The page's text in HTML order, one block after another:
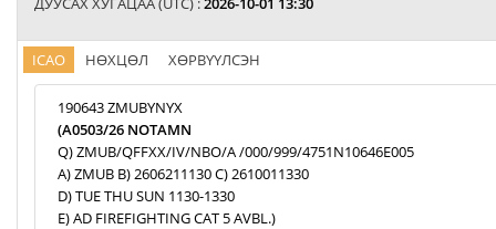
ICAO НӨХЦӨЛ ХӨРВҮҮЛСЭН
190643 ZMUBYNYX
(A0503/26 NOTAMN
Q) ZMUB/QFFXX/IV/NBO/A /000/999/4751N10646E005
A) ZMUB B) 2606211130 C) 2610011330
D) TUE THU SUN 1130-1330
E) AD FIREFIGHTING CAT 5 AVBL.)